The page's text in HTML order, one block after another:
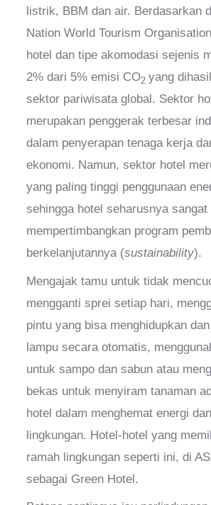
listrik, BBM dan air. Berdasarkan
Nation World Tourism
hotel dan tipe akomodasi sejenis
2% dari 5% emisi CO2 yang
sektor pariwisata global. Sektor
merupakan penggerak terbesar
dalam penyerapan tenaga kerja
ekonomi. Namun, sektor hotel
yang paling tinggi penggunaan
sehingga hotel seharusnya sangat
mempertimbangkan program
berkelanjutannya (sustainability).
Mengajak tamu untuk tidak
mengganti sprei setiap hari,
pintu yang bisa menghidupkan
lampu secara otomatis,
untuk sampo dan sabun atau
bekas untuk menyiram tanaman
hotel dalam menghemat energi
lingkungan. Hotel-hotel yang
ramah lingkungan seperti ini, di
sebagai Green Hotel.